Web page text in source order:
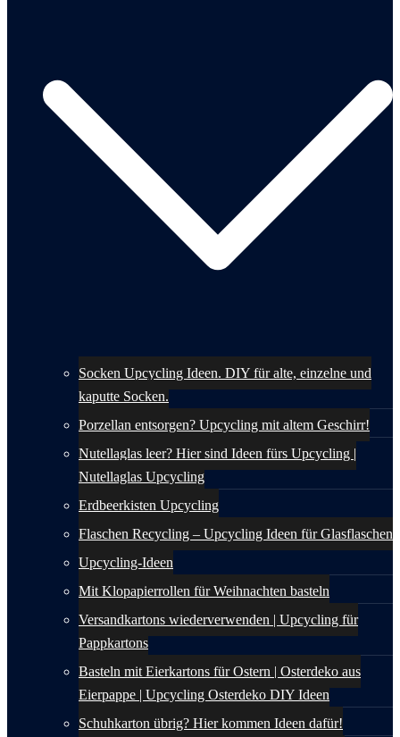
Socken Upcycling Ideen. DIY für alte, einzelne und
kaputte Socken.
Porzellan entsorgen? Upcycling mit altem Geschirr!
Nutellaglas leer? Hier sind Ideen fürs Upcycling |
Nutellaglas Upcycling
Erdbeerkisten Upcycling
Flaschen Recycling – Upcycling Ideen für Glasflaschen
Upcycling-Ideen
Mit Klopapierrollen für Weihnachten basteln
Versandkartons wiederverwenden | Upcycling für
Pappkartons
Basteln mit Eierkartons für Ostern | Osterdeko aus
Eierpappe | Upcycling Osterdeko DIY Ideen
Schuhkarton übrig? Hier kommen Ideen dafür!